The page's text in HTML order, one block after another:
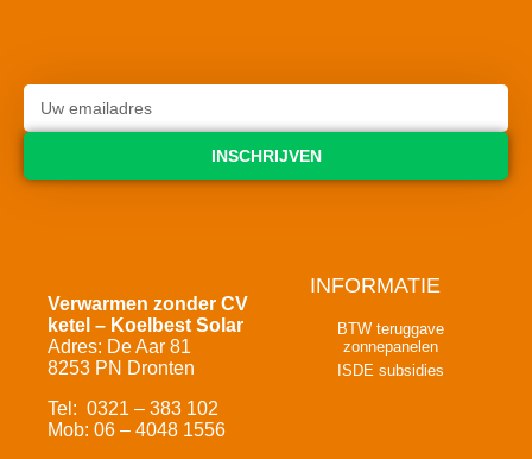
INSCHRIJVEN
Verwarmen zonder CV
ketel – Koelbest Solar
Adres: De Aar 81
8253 PN Dronten
Tel: 0321 – 383 102
Mob: 06 – 4048 1556
INFORMATIE
BTW teruggave
zonnepanelen
ISDE subsidies